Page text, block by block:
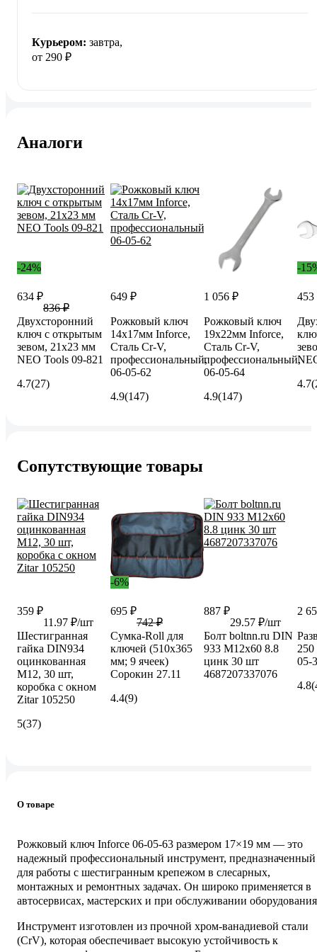
Курьером: завтра,
от 290 ₽
Аналоги
-24%
634 ₽
836 ₽
Двухсторонний
ключ с открытым
зевом, 21x23 мм
NEO Tools 09-821
4.7(27)
649 ₽
Рожковый ключ
14x17мм Inforce,
Сталь Cr-V,
профессиональный,
06-05-62
4.9(147)
1 056 ₽
Рожковый ключ
19x22мм Inforce,
Сталь Cr-V,
профессиональный,
06-05-64
4.9(147)
-
453
4.7
Сопутствующие товары
359 ₽
11.97 ₽/шт
Шестигранная
гайка DIN934
оцинкованная
М12, 30 шт,
коробка с окном
Zitar 105250
5(37)
-6%
695 ₽
742 ₽
Сумка-Roll для
ключей (510х365
мм; 9 ячеек)
Сорокин 27.11
4.4(9)
887 ₽
29.57 ₽/шт
Болт boltnn.ru DIN
933 М12х60 8.8
цинк 30 шт
4687207337076
2
05-
4.8
О товаре
Рожковый ключ Inforce 06-05-63 размером 17×19 мм — это
надежный профессиональный инструмент, предназначенный
для работы с шестигранным крепежом в слесарных,
монтажных и ремонтных задачах. Он широко применяется в
автосервисах, мастерских и при обслуживании
Инструмент изготовлен из прочной хром-ванадиевой стали
(CrV), которая обеспечивает высокую устойчивость к